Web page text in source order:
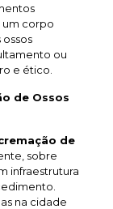
corpo
ou
e ético.
de Ossos
de
sobre
infraestrutura
na cidade